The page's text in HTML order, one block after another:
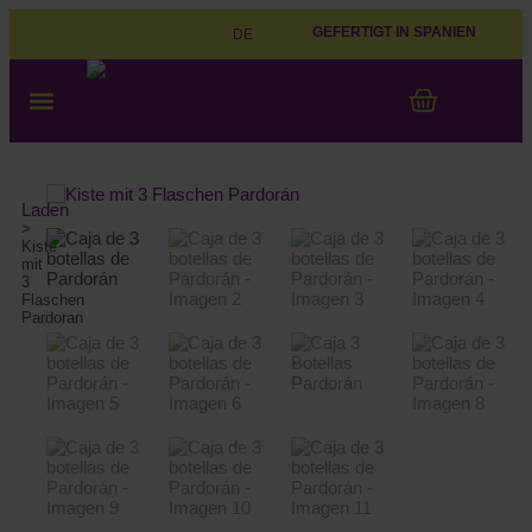
GEFERTIGT IN SPANIEN
DE
Laden
>
Kiste
mit
3
Flaschen
Pardoran